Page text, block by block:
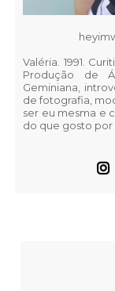
Valéria. 1991.
Produção de
Geminiana,
de fotografia,
ser eu mesma e
do que gosto por